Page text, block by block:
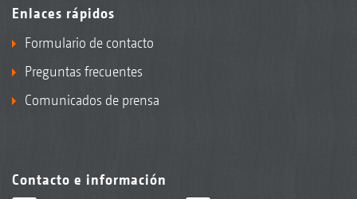
Enlaces rápidos
Formulario de contacto
Preguntas frecuentes
Comunicados de prensa
Contacto e información